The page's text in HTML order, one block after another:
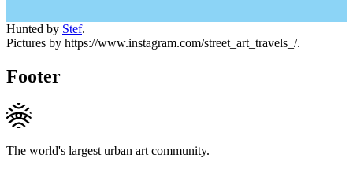
Hunted by Stef.
Pictures by https://www.instagram.com/street_art_travels_/.
Footer
The world's largest urban art community.